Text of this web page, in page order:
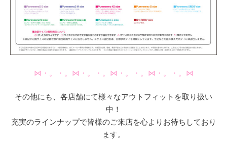
⋈・。・。⋈・。・。⋈・。・。⋈・。・。⋈
その他にも、各店舗にて様々なアウトフィットを取り扱い
中！
充実のラインナップで皆様のご来店を心よりお待ちしており
ます。